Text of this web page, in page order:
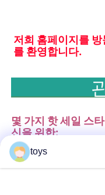
저희 홈페이지를
를 환영합니다.
몇 가지 핫 세일 스
신을 위한:
toys